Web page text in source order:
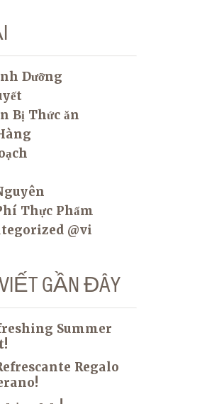
Dưỡng
Bị Thức ăn
Thực Phẩm
@vi
GẦN ĐÂY
Summer
Regalo